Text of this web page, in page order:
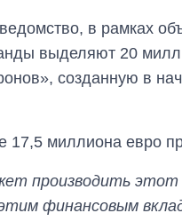
ведомство, в рамках
выделяют 20
созданную в
17,5 миллиона евро
производить
финансовым